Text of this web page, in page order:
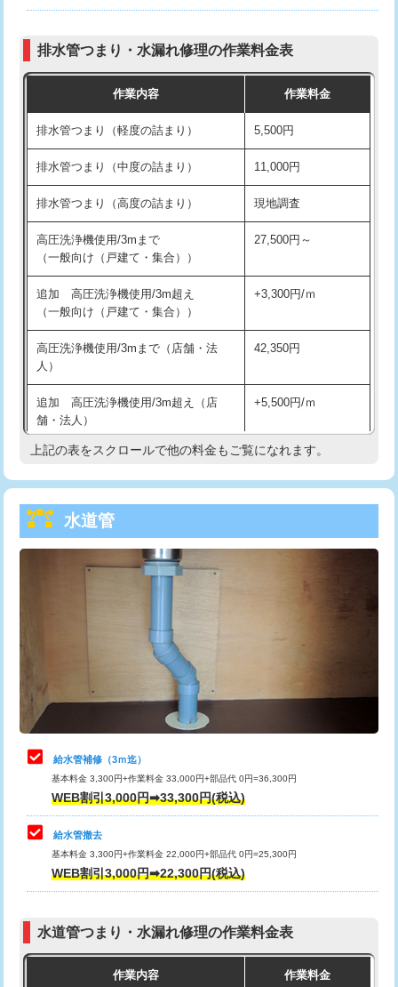
追加人工 16,500円
現場見積
※給水管工事は20mmまでの価格です。
交換・取付（その他部品） 11,000円+材料費
持込商品取付（単水栓） 13,200円
持込商品取付（混合水栓） 16,500円
持込商品取付（浄水器・分岐水栓） 16,500円
給水管工事※（ホール加工) 16,500円
給水管工事※（バンド止め) 3,300円
給水管工事※（支持金具設置)
給水管工事※（保温材使用（バンド止
め込み）)
5,500円
給水管工事※（土の掘削・埋め戻し作
業)
11,000円
給水管工事※（塩ビ管（VP・HI）使
用/3ｍまで)
33,000円
給水管工事※（塩ビ管（VP・HI）使
+8,800円
給水管工事※（ライニング鋼管・銅
管・ポリ管・HT管使用/3ｍまで)
給水管工事※（ライニング鋼管・銅
管・ポリ管・HT管使用/3ｍ超え)
排水管工事（土の掘削・埋め戻し作
11,000円~
排水管工事（排水管工事/3ｍまで） 55,000円
排水管工事（追加 排水管工事/3ｍ超
マス交換（土の掘削・埋め戻し作業）
マス交換（深さ50㎝未満）
マス交換（深さ50㎝以上）
コンクリート斫り（厚さ10㎝まで）
排水管つまり・水漏れ修理の作業料金表
作業内容 作業料金
排水管つまり（軽度の詰まり） 5,500円
排水管つまり（中度の詰まり） 11,000円
排水管つまり（高度の詰まり） 現地調査
高圧洗浄機使用/3mまで
（一般向け（戸建て・集合））
27,500円～
追加 高圧洗浄機使用/3m超え
（一般向け（戸建て・集合））
+3,300円/ｍ
高圧洗浄機使用/3mまで（店舗・法
人）
42,350円
追加 高圧洗浄機使用/3m超え（店
舗・法人）
+5,500円/ｍ
高度高圧洗浄換 現地調査
トーラー機使用/3mまで
追加トーラー機使用/3m超え
33,000円
8,800円
止水・漏水調査・防水処理・清掃・修
理・調整・分解・加工など（軽作業）
11,000円
止水・漏水調査・防水処理・清掃・修
理・調整・分解・加工など（中作業）
止水・漏水調査・防水処理・清掃・修
理・調整・分解・加工など（重作業）
33,000円
その他部品の脱着
交換・取付（タンク）
式）)
式・ワンホール）)
上記の表をスクロールで他の料金もご覧になれます。
水道管
給水管補修（3ｍ迄）
基本料金 3,300円+作業料金 33,000円+部品代 0円=36,300円
WEB割引3,000円➡33,300円(税込)
給水管撤去
基本料金 3,300円+作業料金 22,000円+部品代 0円=25,300円
WEB割引3,000円➡22,300円(税込)
水道管つまり・水漏れ修理の作業料金表
作業内容 作業料金